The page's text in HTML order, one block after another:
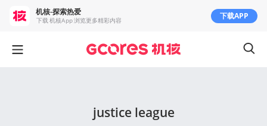
justice league
机核-探索热爱
下载 机核App 浏览更多精彩内容 下载APP